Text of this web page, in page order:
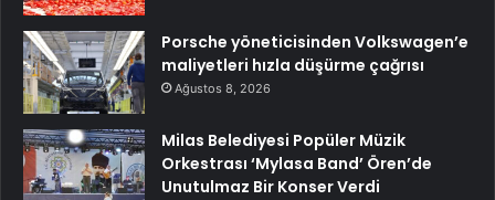
Porsche yöneticisinden Volkswagen’e
maliyetleri hızla düşürme çağrısı
Ağustos 8, 2026
Milas Belediyesi Popüler Müzik
Orkestrası ‘Mylasa Band’ Ören’de
Unutulmaz Bir Konser Verdi